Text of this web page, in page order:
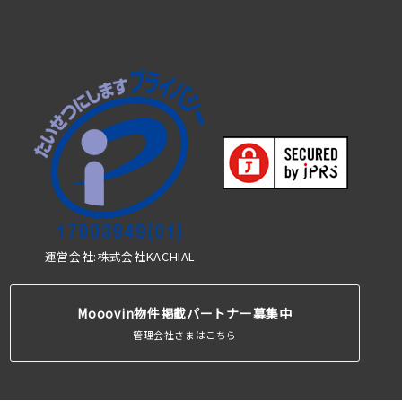
運営会社:株式会社KACHIAL
Mooovin物件掲載パートナー募集中
管理会社さまはこちら